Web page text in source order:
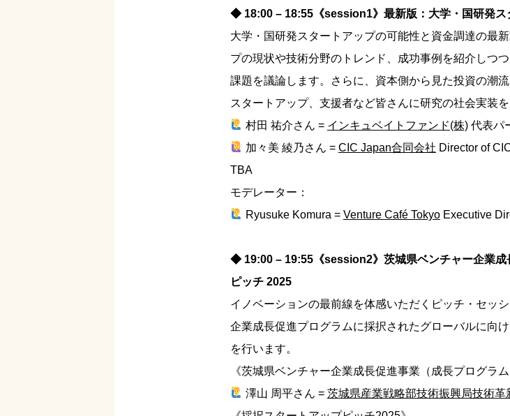
◆ 18:00 – 18:55《session1》最新版：大学・国研発ス
大学・国研発スタートアップの可能性と資金調達の最
プの現状や技術分野のトレンド、成功事例を紹介しつ
課題を議論します。さらに、資本側から見た投資の潮
スタートアップ、支援者など皆さんに研究の社会実装
村田 祐介さん = インキュベイトファンド(株)代表パ
加々美 綾乃さん = CIC Japan合同会社 Director of
TBA
モデレーター：
Ryusuke Komura = Venture Café TokyoExecutive
◆ 19:00 – 19:55《session2》茨城県ベンチャー企業
ピッチ 2025
イノベーションの最前線を体感いただくピッチ・セッ
企業成長促進プログラムに採択されたグローバルに向
を行います。
《茨城県ベンチャー企業成長促進事業（成長プログラム
澤山 周平さん = 茨城県産業戦略部技術振興局技術革